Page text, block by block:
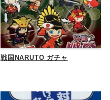
戦国NARUTO ガチャ